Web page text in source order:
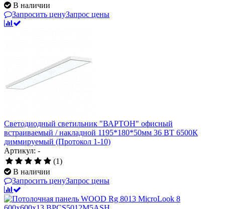
В наличии
Запросить ценуЗапрос цены
Светодиодный светильник "ВАРТОН" офисный
встраиваемый / накладной 1195*180*50мм 36 ВТ 6500К
диммируемый (Протокол 1-10)
Артикул: -
(1)
В наличии
Запросить ценуЗапрос цены